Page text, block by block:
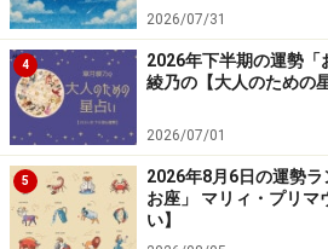
2026/07/31
4
2026年下半期の運勢「
綾乃の【大人のための
2026/07/01
5
2026年8月6日の運勢
お座」 マリィ・プリマ
い】